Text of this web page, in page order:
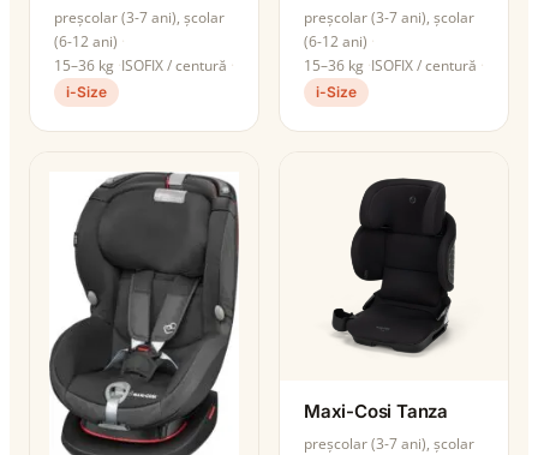
preșcolar (3-7 ani), școlar
(6-12 ani)
15–36 kg ISOFIX / centură
i-Size
preșcolar (3-7 ani), școlar
(6-12 ani)
15–36 kg ISOFIX / centură
i-Size
Maxi-Cosi Tanza
preșcolar (3-7 ani), școlar